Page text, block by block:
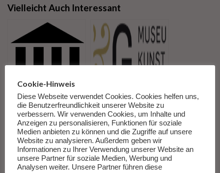
Vielleicht Auch Interessant
„Bin Abgereist –
Koffergeschichten“.
Ausstellung im
Auswanderermuseum
BallinStadt in
Hamburg
„Arbeit/Freizeit bei J.
Hamann. Die
Sammlung Fotografie
im Kontext“.
Ausstellung im
Museum für Kunst
und Gewerbe in
Cookie-Hinweis
Diese Webseite verwendet Cookies. Cookies helfen uns,
die Benutzerfreundlichkeit unserer Website zu
verbessern. Wir verwenden Cookies, um Inhalte und
Anzeigen zu personalisieren, Funktionen für soziale
Medien anbieten zu können und die Zugriffe auf unsere
Website zu analysieren. Außerdem geben wir
Informationen zu Ihrer Verwendung unserer Website an
unsere Partner für soziale Medien, Werbung und
Analysen weiter. Unsere Partner führen diese